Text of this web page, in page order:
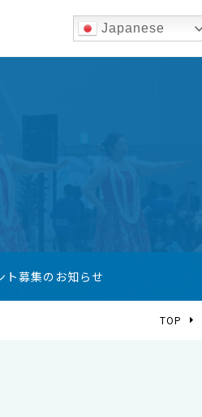
Japanese
ト募集のお知らせ
TOP